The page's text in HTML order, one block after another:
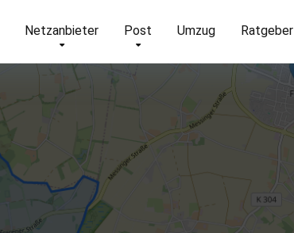
Netzanbieter Post Umzug Ratgeber